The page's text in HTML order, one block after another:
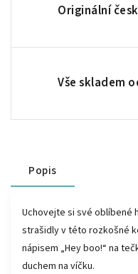
Originální
Vše skladem
Popis
Uchovejte si své oblíbené
strašidly v této rozkošné
nápisem „Hey boo!“ na
duchem na víčku.